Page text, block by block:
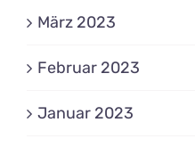
März 2023
Februar 2023
Januar 2023